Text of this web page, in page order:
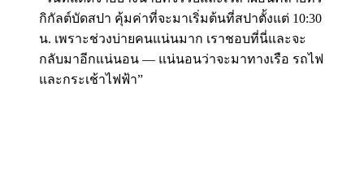
กิกัลต์บัดสปา คุ้มค่าที่จะมาเริ่มต้นที่สปาตั้งแต่ 10:30
น. เพราะช่วงบ่ายคนแน่นมาก เราชอบที่นี่และจะ
กลับมาอีกแน่นอน — แน่นอนว่าจะมาทางเรือ รถไฟ
และกระเช้าไฟฟ้า”